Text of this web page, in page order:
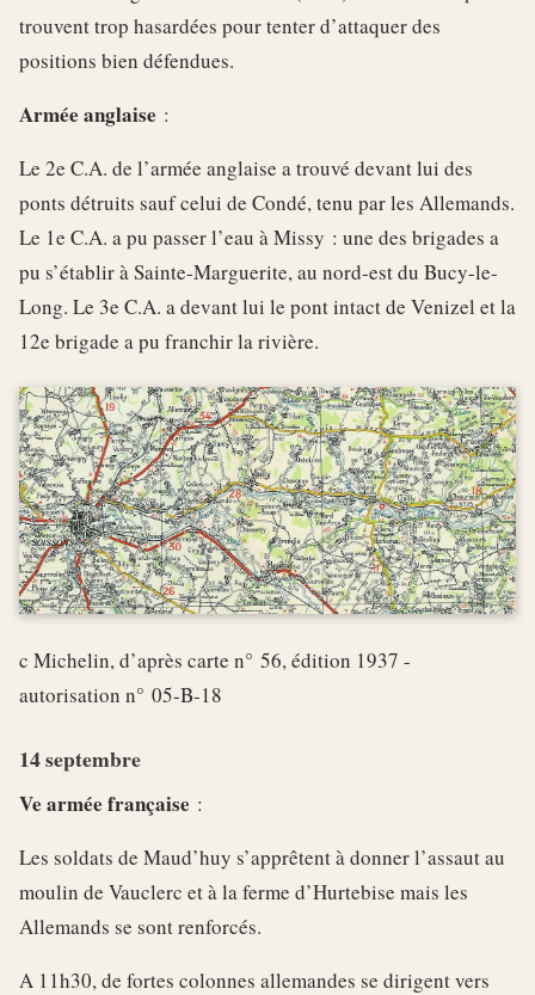
trouvent trop hasardées pour tenter d’attaquer des
positions bien défendues.
Armée anglaise :
Le 2e C.A. de l’armée anglaise a trouvé devant lui des
ponts détruits sauf celui de Condé, tenu par les Allemands.
Le 1e C.A. a pu passer l’eau à Missy : une des brigades a
pu s’établir à Sainte-Marguerite, au nord-est du Bucy-le-
Long. Le 3e C.A. a devant lui le pont intact de Venizel et la
12e brigade a pu franchir la rivière.
c Michelin, d’après carte n° 56, édition 1937 -
autorisation n° 05-B-18
14 septembre
Ve armée française :
Les soldats de Maud’huy s’apprêtent à donner l’assaut au
moulin de Vauclerc et à la ferme d’Hurtebise mais les
Allemands se sont renforcés.
A 11h30, de fortes colonnes allemandes se dirigent vers